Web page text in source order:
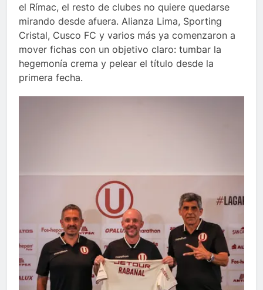
el Rímac, el resto de clubes no quiere quedarse
mirando desde afuera. Alianza Lima, Sporting
Cristal, Cusco FC y varios más ya comenzaron a
mover fichas con un objetivo claro: tumbar la
hegemonía crema y pelear el título desde la
primera fecha.